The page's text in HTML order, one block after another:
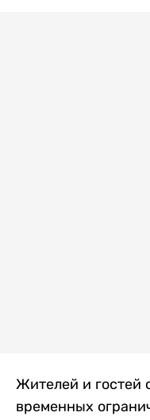
Жителей и гостей
временных